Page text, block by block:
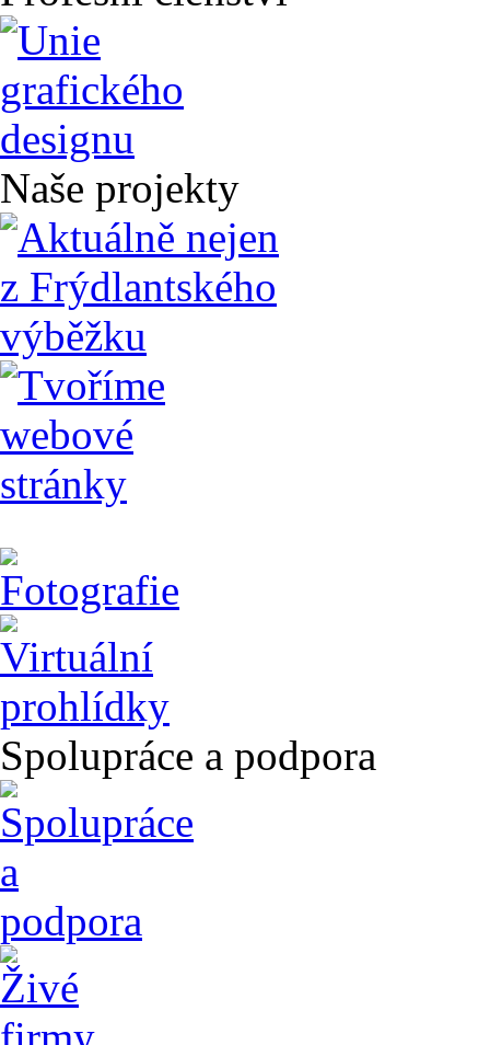
Naše projekty
Spolupráce a podpora